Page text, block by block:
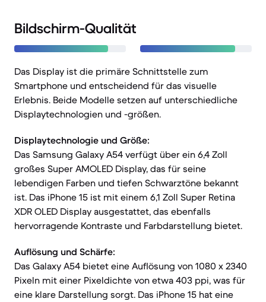
Bildschirm-Qualität
Das Display ist die primäre Schnittstelle zum
Smartphone und entscheidend für das visuelle
Erlebnis. Beide Modelle setzen auf unterschiedliche
Displaytechnologien und -größen.
Displaytechnologie und Größe:
Das Samsung Galaxy A54 verfügt über ein 6,4 Zoll
großes Super AMOLED Display, das für seine
lebendigen Farben und tiefen Schwarztöne bekannt
ist. Das iPhone 15 ist mit einem 6,1 Zoll Super Retina
XDR OLED Display ausgestattet, das ebenfalls
hervorragende Kontraste und Farbdarstellung bietet.
Auflösung und Schärfe:
Das Galaxy A54 bietet eine Auflösung von 1080 x 2340
Pixeln mit einer Pixeldichte von etwa 403 ppi, was für
eine klare Darstellung sorgt. Das iPhone 15 hat eine